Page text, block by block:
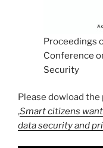
Proceedings
Conference
Security
Please dowload the
‚Smart citizens
data security and